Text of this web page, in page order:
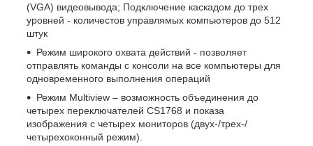
(VGA) видеовывода; Подключение каскадом до трех
уровней - количестов управлямых компьютеров до 512
штук
Режим широкого охвата действий - позволяет
отправлять команды с консоли на все компьютеры для
одновременного выполнения операций
Режим Multiview – возможность объединения до
четырех переключателей CS1768 и показа
изображения с четырех мониторов (двух-/трех-/
четырехоконный режим).